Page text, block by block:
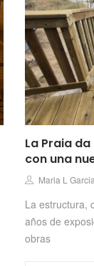
La Praia
con una
Author
Maria L Garcia
La estructura,
años de
obras